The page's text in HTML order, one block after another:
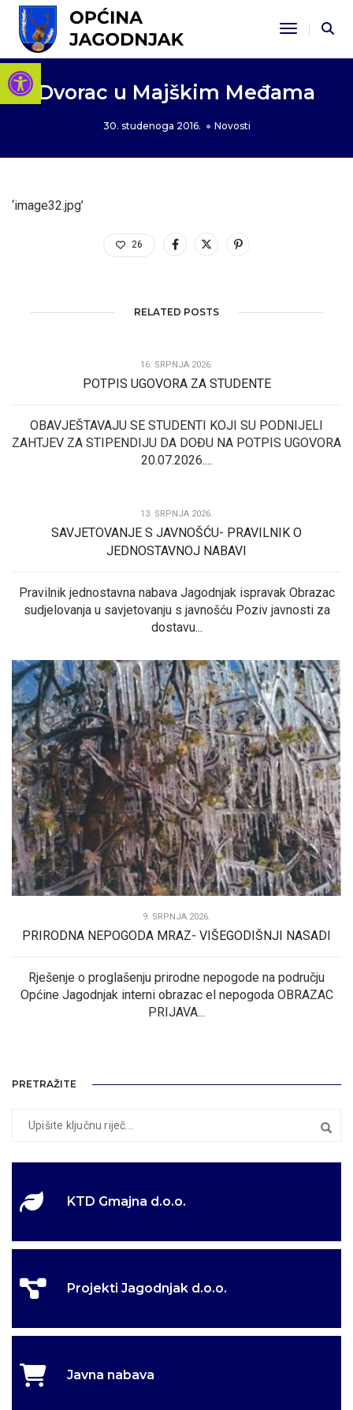
Open toolbar
Toggle
Dvorac u Majškim Međama
30. studenoga 2016. Novosti
‘image32.jpg’
26
RELATED POSTS
16. SRPNJA 2026.
POTPIS UGOVORA ZA STUDENTE
OBAVJEŠTAVAJU SE STUDENTI KOJI SU PODNIJELI
ZAHTJEV ZA STIPENDIJU DA DOĐU NA POTPIS UGOVORA
20.07.2026....
13. SRPNJA 2026.
SAVJETOVANJE S JAVNOŠĆU- PRAVILNIK O
JEDNOSTAVNOJ NABAVI
Pravilnik jednostavna nabava Jagodnjak ispravak Obrazac
sudjelovanja u savjetovanju s javnošću Poziv javnosti za
dostavu...
9. SRPNJA 2026.
PRIRODNA NEPOGODA MRAZ- VIŠEGODIŠNJI NASADI
Rješenje o proglašenju prirodne nepogode na području
Općine Jagodnjak interni obrazac el nepogoda OBRAZAC
PRIJAVA...
PRETRAŽITE
KTD Gmajna d.o.o.
Projekti Jagodnjak d.o.o.
Javna nabava